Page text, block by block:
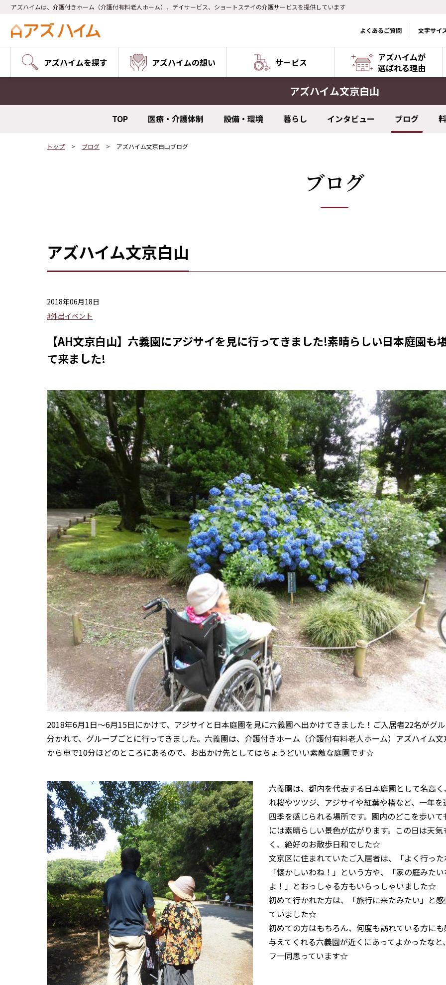
アズハイムは、介護付きホーム（介護付有料老人ホーム）、デイサービス、ショートステイの介護サービスを提供しています
よくあるご質問 文字サイ
アズハイムを探す アズハイムの想い サービス
アズハイムが
選ばれる理由
アズハイム文京白山
TOP 医療・介護体制 設備・環境 暮らし インタビュー ブログ
トップ ブログ アズハイム文京白山ブログ
ブログ
アズハイム文京白山
2018年06月18日
#外出イベント
【AH文京白山】六義園にアジサイを見に行ってきました!素晴らしい日本庭園も
て来ました!
2018年6月1日〜6月15日にかけて、アジサイと日本庭園を見に六義園へ出かけてきました！ご入居者22名がグ
分かれて、グループごとに行ってきました。六義園は、介護付きホーム（介護付有料老人ホーム）アズハイム
から車で10分ほどのところにあるので、お出かけ先としてはちょうどいい素敵な庭園です☆
六義園は、都内を代表する日本庭園として名高
れ桜やツツジ、アジサイや紅葉や椿など、一年を
四季を感じられる場所です。園内のどこを歩いて
には素晴らしい景色が広がります。この日は天気
く、絶好のお散歩日和でした☆
文京区に住まれていたご入居者は、「よく行っ
「懐かしいわね！」という方や、「家の庭みた
よ！」とおっしゃる方もいらっしゃいました☆
初めて行かれた方は、「旅行に来たみたい」と
ていました☆
初めての方はもちろん、何度も訪れている方に
与えてくれる六義園が近くにあってよかったなと
フ一同思っています☆